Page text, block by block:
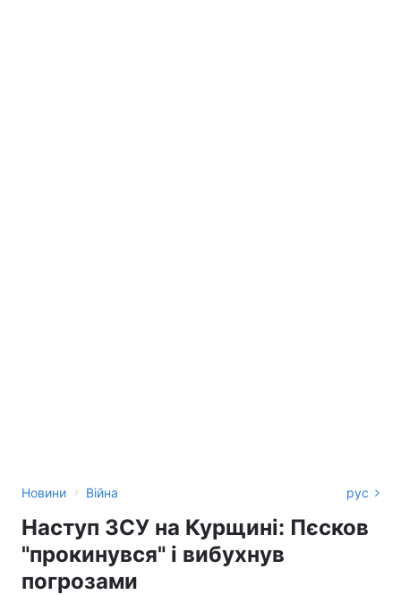
Новини › Війна рус
Наступ ЗСУ на Курщині: Пєсков
"прокинувся" і вибухнув
погрозами